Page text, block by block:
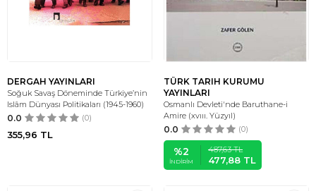
DERGAH YAYINLARI
Soğuk Savaş Döneminde Türkiye’nin
Islâm Dünyası Politikaları (1945-1960)
0.0 (0)
355,96 TL
TÜRK TARIH KURUMU
YAYINLARI
Osmanlı Devleti'nde Baruthane-i
Amire (xvııı. Yüzyıl)
0.0 (0)
%2
İNDIRIM
487,63TL
477,88 TL